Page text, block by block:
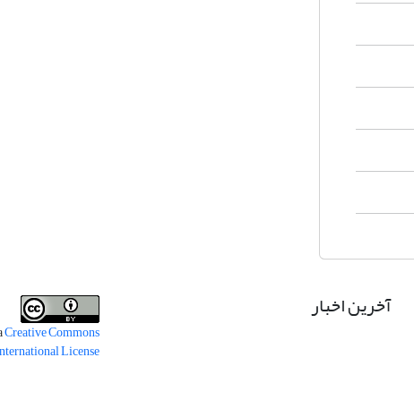
آخرین اخبار
Creative Commons
License